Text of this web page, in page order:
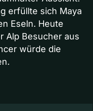
erfüllte sich Maya
Eseln. Heute
Alp Besucher aus
würde die